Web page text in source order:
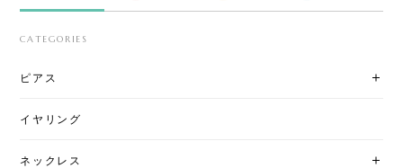
CATEGORIES
ピアス
イヤリング
ネックレス